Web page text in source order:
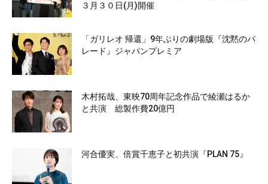
３月３０日(月)開催
「ガリレオ 帰還」9年ぶりの劇場版『沈黙のパ
レード』ジャパンプレミア
木村拓哉、東映70周年記念作品で綾瀬はるか
と共演 総製作費20億円
河合優実、倍賞千恵子と初共演『PLAN 75』